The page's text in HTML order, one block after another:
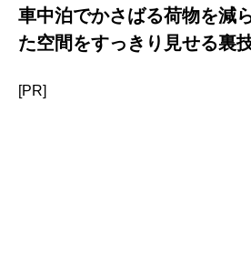
車中泊でかさばる荷物を減
た空間をすっきり見せる裏
[PR]